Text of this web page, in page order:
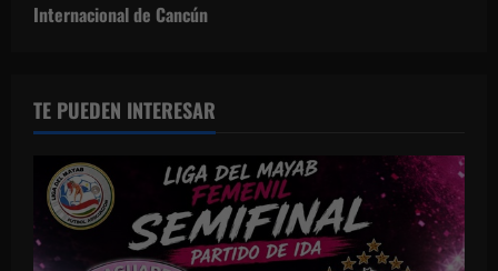
Internacional de Cancún
TE PUEDEN INTERESAR